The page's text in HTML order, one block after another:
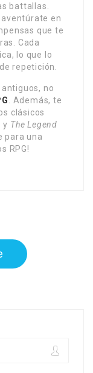
battallas.
en
que te
Cada
lo que lo
repetición.
no
. Además, te
clásicos
, y The Legend
para una
RPG!